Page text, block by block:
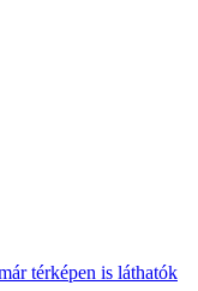
térképen is láthatók